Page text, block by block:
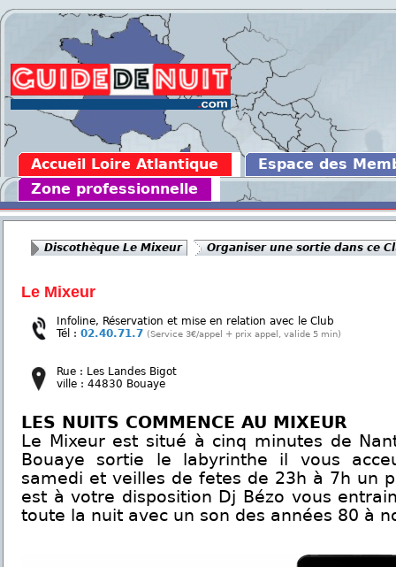
Accueil Loire Atlantique
Espace des
Zone professionnelle
Discothèque Le Mixeur Organiser une sortie dans ce
Le Mixeur
Infoline, Réservation et mise en relation avec le Club
Tél : 02.40.71.7 (Service 3€/appel + prix appel, valide 5 min)
Rue : Les Landes Bigot
ville : 44830 Bouaye
LES NUITS COMMENCE AU MIXEUR
Le Mixeur est situé à cinq minutes de
Bouaye sortie le labyrinthe il vous
samedi et veilles de fetes de 23h à 7h un
est à votre disposition Dj Bézo vous
toute la nuit avec un son des années 80 à